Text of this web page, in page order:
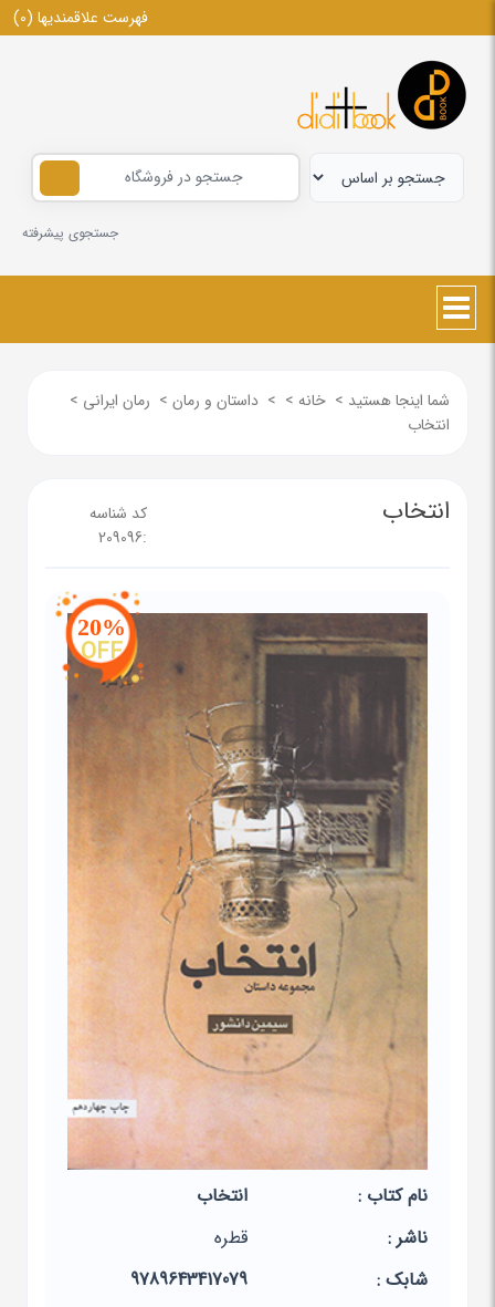
فهرست علاقمندیها (0)
جستجوی پیشرفته
شما اینجا هستید > خانه >
> داستان و رمان > رمان ایرانی >
انتخاب
انتخاب
کد شناسه
:
209096
20%
OFF
نام کتاب :
انتخاب
ناشر :
قطره
شابک :
9789643417079